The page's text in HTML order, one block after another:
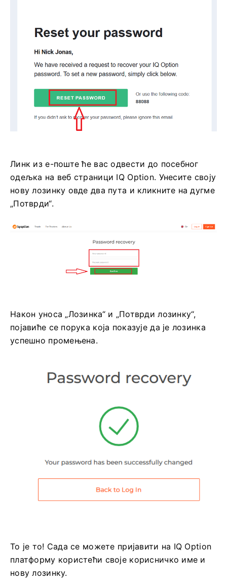
Линк из е-поште ће вас одвести до посебног
одељка на веб страници IQ Option. Унесите своју
нову лозинку овде два пута и кликните на дугме
„Потврди“.
Након уноса „Лозинка“ и „Потврди лозинку“,
појавиће се порука која показује да је лозинка
успешно промењена.
То је то! Сада се можете пријавити на IQ Option
платформу користећи своје корисничко име и
нову лозинку.